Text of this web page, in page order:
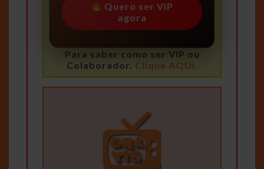
Quero ser VIP
agora
Para saber como ser VIP ou
Colaborador. Clique AQUI.